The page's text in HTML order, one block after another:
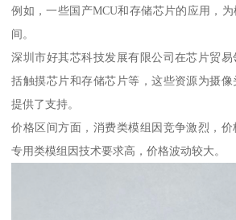
例如，一些国产MCU和存储芯片的应用，
间。
深圳市好其芯科技发展有限公司在芯片贸
括触摸芯片和存储芯片等，这些资源为摄
提供了支持。
价格区间方面，消费类模组因竞争激烈，
专用类模组因技术要求高，价格波动较大。